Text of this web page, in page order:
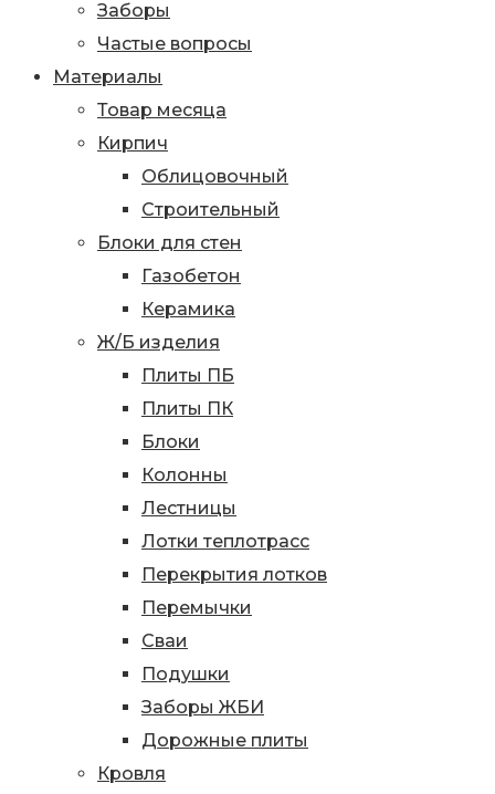
Заборы
Частые вопросы
Материалы
Товар месяца
Кирпич
Облицовочный
Строительный
Блоки для стен
Газобетон
Керамика
Ж/Б изделия
Плиты ПБ
Плиты ПК
Блоки
Колонны
Лестницы
Лотки теплотрасс
Перекрытия лотков
Перемычки
Сваи
Подушки
Заборы ЖБИ
Дорожные плиты
Кровля